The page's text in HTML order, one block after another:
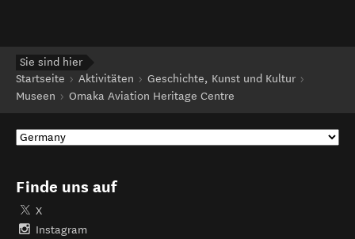
Sie sind hier
Startseite
Aktivitäten
Geschichte, Kunst und Kultur
Museen
Omaka Aviation Heritage Centre
Finde uns auf
X
Instagram